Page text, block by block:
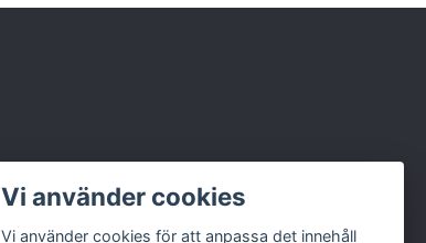
Vi använder cookies
Vi använder cookies för att anpassa det innehåll